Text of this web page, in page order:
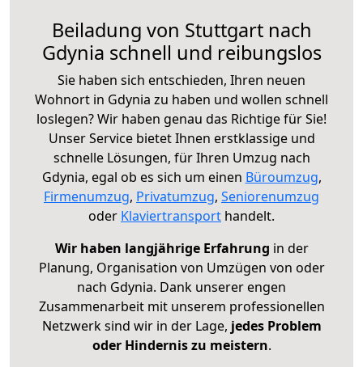
Beiladung von Stuttgart nach
Gdynia schnell und reibungslos
Sie haben sich entschieden, Ihren neuen
Wohnort in Gdynia zu haben und wollen schnell
loslegen? Wir haben genau das Richtige für Sie!
Unser Service bietet Ihnen erstklassige und
schnelle Lösungen, für Ihren Umzug nach
Gdynia, egal ob es sich um einen Büroumzug,
Firmenumzug, Privatumzug, Seniorenumzug
oder Klaviertransport handelt.
Wir haben langjährige Erfahrung in der
Planung, Organisation von Umzügen von oder
nach Gdynia. Dank unserer engen
Zusammenarbeit mit unserem professionellen
Netzwerk sind wir in der Lage, jedes Problem
oder Hindernis zu meistern.